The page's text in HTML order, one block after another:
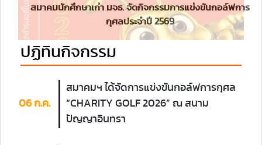
สมาคมนักศึกษาเก่า มจธ. จัดกิจกรรมการแข่งขันกอล์ฟการ
กุศลประจำปี 2569
ปฏิทินกิจกรรม
06 ก.ค.
สมาคมฯ ได้จัดการแข่งขันกอล์ฟการกุศล
“CHARITY GOLF 2026” ณ สนาม
ปัญญาอินทรา